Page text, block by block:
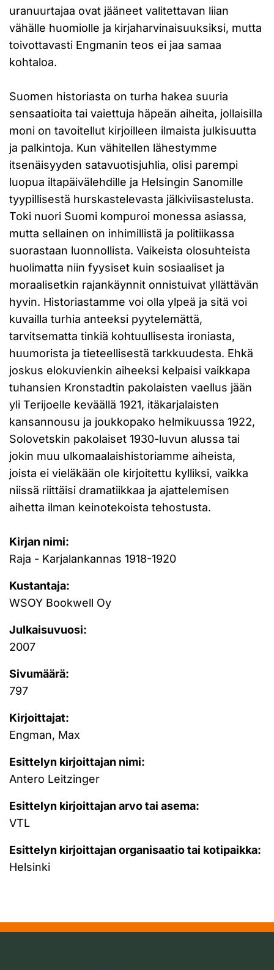
uranuurtajaa ovat jääneet valitettavan liian
vähälle huomiolle ja kirjaharvinaisuuksiksi, mutta
toivottavasti Engmanin teos ei jaa samaa
kohtaloa.
Suomen historiasta on turha hakea suuria
sensaatioita tai vaiettuja häpeän aiheita, jollaisilla
moni on tavoitellut kirjoilleen ilmaista julkisuutta
ja palkintoja. Kun vähitellen lähestymme
itsenäisyyden satavuotisjuhlia, olisi parempi
luopua iltapäivälehdille ja Helsingin Sanomille
tyypillisestä hurskastelevasta jälkiviisastelusta.
Toki nuori Suomi kompuroi monessa asiassa,
mutta sellainen on inhimillistä ja politiikassa
suorastaan luonnollista. Vaikeista olosuhteista
huolimatta niin fyysiset kuin sosiaaliset ja
moraalisetkin rajankäynnit onnistuivat yllättävän
hyvin. Historiastamme voi olla ylpeä ja sitä voi
kuvailla turhia anteeksi pyytelemättä,
tarvitsematta tinkiä kohtuullisesta ironiasta,
huumorista ja tieteellisestä tarkkuudesta. Ehkä
joskus elokuvienkin aiheeksi kelpaisi vaikkapa
tuhansien Kronstadtin pakolaisten vaellus jään
yli Terijoelle keväällä 1921, itäkarjalaisten
kansannousu ja joukkopako helmikuussa 1922,
Solovetskin pakolaiset 1930-luvun alussa tai
jokin muu ulkomaalaishistoriamme aiheista,
joista ei vieläkään ole kirjoitettu kylliksi, vaikka
niissä riittäisi dramatiikkaa ja ajattelemisen
aihetta ilman keinotekoista tehostusta.
Kirjan nimi:
Raja - Karjalankannas 1918-1920
Kustantaja:
WSOY Bookwell Oy
Julkaisuvuosi:
2007
Sivumäärä:
797
Kirjoittajat:
Engman, Max
Esittelyn kirjoittajan nimi:
Antero Leitzinger
Esittelyn kirjoittajan arvo tai asema:
VTL
Esittelyn kirjoittajan organisaatio tai kotipaikka:
Helsinki